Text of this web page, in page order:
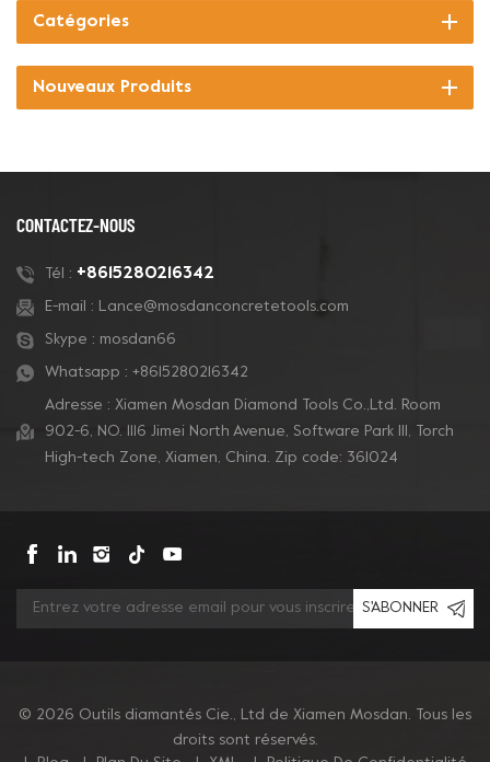
Catégories
Nouveaux Produits
CONTACTEZ-NOUS
Tél : +8615280216342
E-mail : Lance@mosdanconcretetools.com
Skype : mosdan66
Whatsapp : +8615280216342
Adresse : Xiamen Mosdan Diamond Tools Co.,Ltd. Room
902-6, NO. 1116 Jimei North Avenue, Software Park Ill, Torch
High-tech Zone, Xiamen, China. Zip code: 361024
S'ABONNER
© 2026 Outils diamantés Cie., Ltd de Xiamen Mosdan. Tous les
droits sont réservés.